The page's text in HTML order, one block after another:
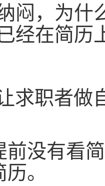
闷，为什
经在简历
求职者做
前没有看
。